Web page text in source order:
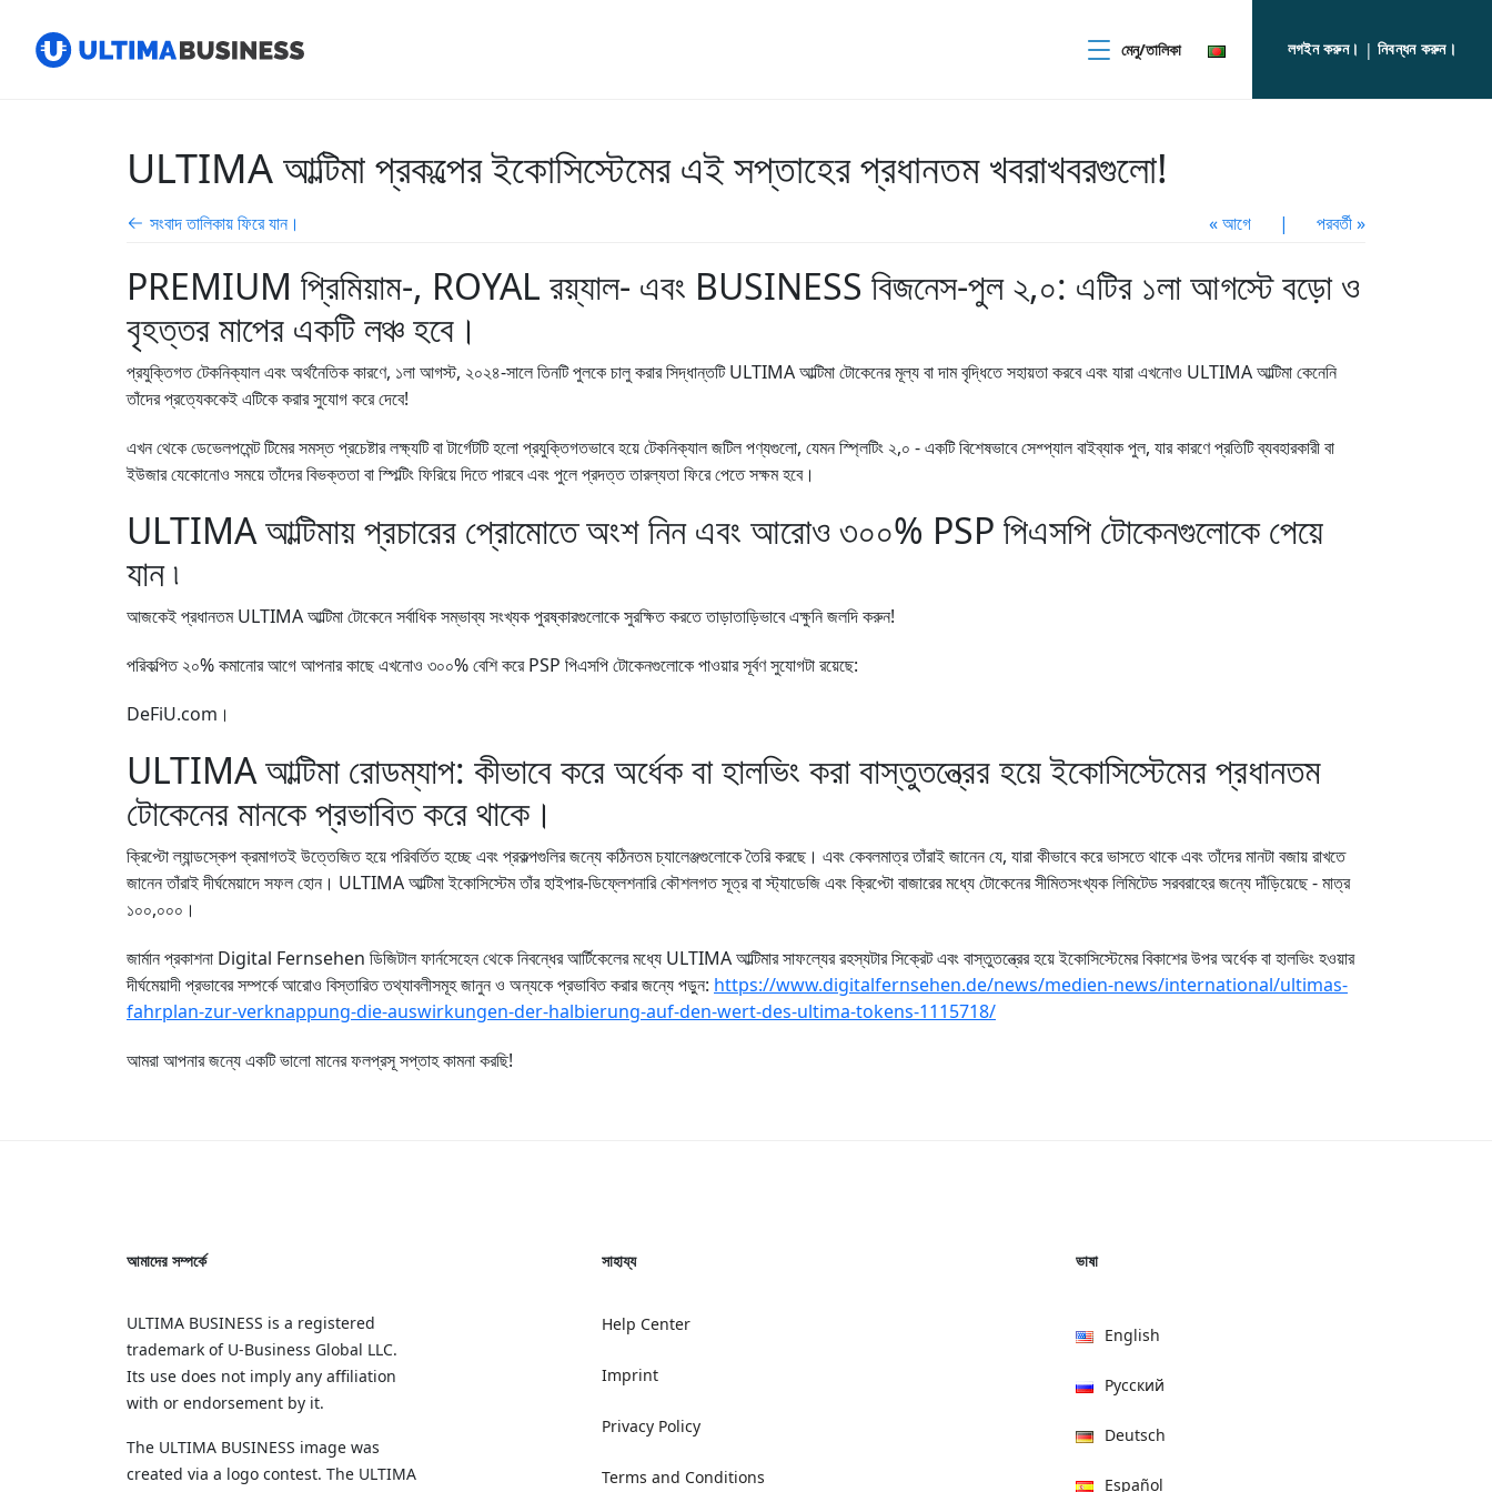
মেনু/তালিকা লগইন করুন। |নিবন্ধন করুন।
ULTIMA আল্টিমা প্রকল্পের ইকোসিস্টেমের এই সপ্তাহের প্রধানতম খবরাখবরগুলো!
সংবাদ তালিকায় ফিরে যান। « আগে | পরবর্তী »
PREMIUM প্রিমিয়াম-, ROYAL রয়্যাল- এবং BUSINESS বিজনেস-পুল ২,০: এটির ১লা আগস্টে বড়ো ও
বৃহত্তর মাপের একটি লঞ্চ হবে।
প্রযুক্তিগত টেকনিক্যাল এবং অর্থনৈতিক কারণে, ১লা আগস্ট, ২০২৪-সালে তিনটি পুলকে চালু করার সিদ্ধান্তটি ULTIMA আল্টিমা টোকেনের মূল্য বা দাম বৃদ্ধিতে সহায়তা করবে এবং যারা এখনোও ULTIMA আল্টিমা কেনেনি
তাঁদের প্রত্যেককেই এটিকে করার সুযোগ করে দেবে!
এখন থেকে ডেভেলপমেন্ট টিমের সমস্ত প্রচেষ্টার লক্ষ্যটি বা টার্গেটটি হলো প্রযুক্তিগতভাবে হয়ে টেকনিক্যাল জটিল পণ্যগুলো, যেমন স্প্লিটিং ২,০ - একটি বিশেষভাবে সেশ্প্যাল বাইব্যাক পুল, যার কারণে প্রতিটি ব্যবহারকারী বা
ইউজার যেকোনোও সময়ে তাঁদের বিভক্ততা বা স্পিল্টিং ফিরিয়ে দিতে পারবে এবং পুলে প্রদত্ত তারল্যতা ফিরে পেতে সক্ষম হবে।
ULTIMA আল্টিমায় প্রচারের প্রোমোতে অংশ নিন এবং আরোও ৩০০% PSP পিএসপি টোকেনগুলোকে পেয়ে
যান ৷
আজকেই প্রধানতম ULTIMA আল্টিমা টোকেনে সর্বাধিক সম্ভাব্য সংখ্যক পুরষ্কারগুলোকে সুরক্ষিত করতে তাড়াতাড়িভাবে এক্ষুনি জলদি করুন!
পরিকল্পিত ২০% কমানোর আগে আপনার কাছে এখনোও ৩০০% বেশি করে PSP পিএসপি টোকেনগুলোকে পাওয়ার সূর্বণ সুযোগটা রয়েছে:
DeFiU.com ।
ULTIMA আল্টিমা রোডম্যাপ: কীভাবে করে অর্ধেক বা হালভিং করা বাস্তুতন্ত্রের হয়ে ইকোসিস্টেমের প্রধানতম
টোকেনের মানকে প্রভাবিত করে থাকে।
ক্রিপ্টো ল্যান্ডস্কেপ ক্রমাগতই উত্তেজিত হয়ে পরিবর্তিত হচ্ছে এবং প্রকল্পগুলির জন্যে কঠিনতম চ্যালেঞ্জগুলোকে তৈরি করছে। এবং কেবলমাত্র তাঁরাই জানেন যে, যারা কীভাবে করে ভাসতে থাকে এবং তাঁদের মানটা বজায় রাখতে
জানেন তাঁরাই দীর্ঘমেয়াদে সফল হোন। ULTIMA আল্টিমা ইকোসিস্টেম তাঁর হাইপার-ডিফ্লেশনারি কৌশলগত সূত্র বা স্ট্যাডেজি এবং ক্রিপ্টো বাজারের মধ্যে টোকেনের সীমিতসংখ্যক লিমিটেড সরবরাহের জন্যে দাঁড়িয়েছে - মাত্র
১০০,০০০।
জার্মান প্রকাশনা Digital Fernsehen ডিজিটাল ফার্নসেহেন থেকে নিবন্ধের আর্টিকেলের মধ্যে ULTIMA আল্টিমার সাফল্যের রহস্যটার সিক্রেট এবং বাস্তুতন্ত্রের হয়ে ইকোসিস্টেমের বিকাশের উপর অর্ধেক বা হালভিং হওয়ার
দীর্ঘমেয়াদী প্রভাবের সম্পর্কে আরোও বিস্তারিত তথ্যাবলীসমূহ জানুন ও অন্যকে প্রভাবিত করার জন্যে পড়ুন: https://www.digitalfernsehen.de/news/medien-news/international/ultimas-
fahrplan-zur-verknappung-die-auswirkungen-der-halbierung-auf-den-wert-des-ultima-tokens-1115718/
আমরা আপনার জন্যে একটি ভালো মানের ফলপ্রসূ সপ্তাহ কামনা করছি!
আমাদের সম্পর্কে
ULTIMA BUSINESS is a registered
trademark of U‑Business Global LLC.
Its use does not imply any affiliation
with or endorsement by it.
The ULTIMA BUSINESS image was
created via a logo contest. The ULTIMA
সাহায্য
Help Center
Imprint
Privacy Policy
Terms and Conditions
ভাষা
English
Русский
Deutsch
Español